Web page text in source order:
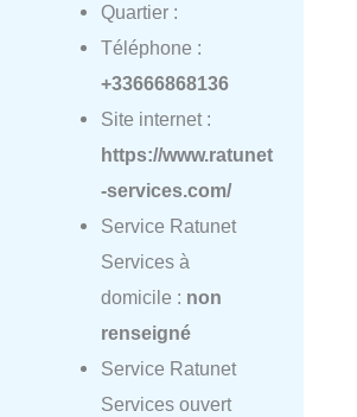
Quartier :
Téléphone :
+33666868136
Site internet :
https://www.ratunet
-services.com/
Service Ratunet
Services à
domicile : non
renseigné
Service Ratunet
Services ouvert